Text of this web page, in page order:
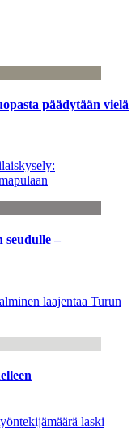
päädytään vielä
seudulle –
laajentaa Turun
laski